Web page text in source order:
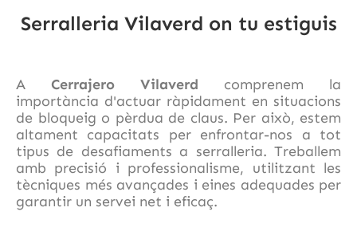
Serralleria Vilaverd on tu estiguis
A Cerrajero Vilaverd comprenem la
importància d'actuar ràpidament en situacions
de bloqueig o pèrdua de claus. Per això, estem
altament capacitats per enfrontar-nos a tot
tipus de desafiaments a serralleria. Treballem
amb precisió i professionalisme, utilitzant les
tècniques més avançades i eines adequades per
garantir un servei net i eficaç.